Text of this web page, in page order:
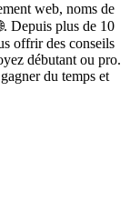
web, noms de
Depuis plus de 10
offrir des conseils
débutant ou pro.
du temps et